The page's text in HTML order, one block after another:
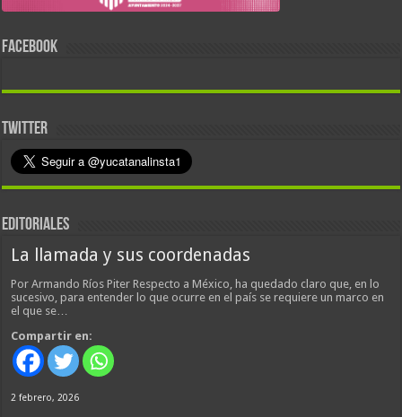
FACEBOOK
TWITTER
EDITORIALES
La llamada y sus coordenadas
Por Armando Ríos Piter Respecto a México, ha quedado claro que, en lo
sucesivo, para entender lo que ocurre en el país se requiere un marco en
el que se…
Compartir en:
2 febrero, 2026